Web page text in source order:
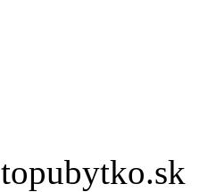
topubytko.sk